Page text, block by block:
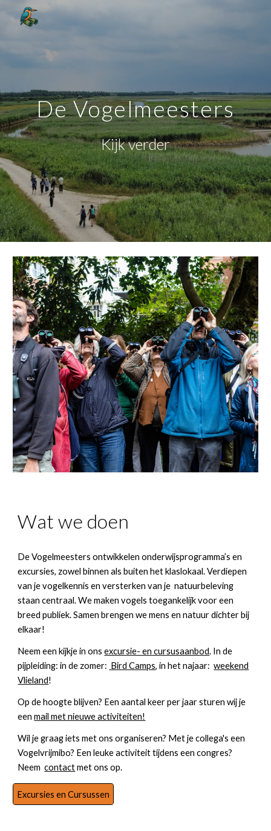
Skip to main content
De Vogelmeesters
Kijk verder
Wat we doen
De Vogelmeesters ontwikkelen onderwijsprogramma’s en
excursies, zowel binnen als buitenhet klaslokaal.Verdiepen
van je vogelkennis enversterken van je natuurbeleving
staan centraal. Wemakenvogels toegankelijk voor een
breed publiek. Samen brengen we mens en natuur dichter bij
elkaar!
Neem een kijkjein onsexcursie- en cursusaanbod. In de
pijpleiding: in de zomer: Bird Camps, in het najaar:weekend
Vlieland!
Op de hoogte blijven? Een aantal keer per jaar sturen wij je
eenmail met nieuwe activiteiten!
Wil je graag iets met ons organiseren? Met je collega's een
Vogelvrijmibo? Een leuke activiteit tijdens een congres?
Neemcontactmet ons op.
Excursies en Cursussen